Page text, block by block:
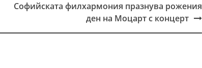
Софийската филхармония празнува рожения
ден на Моцарт с концерт